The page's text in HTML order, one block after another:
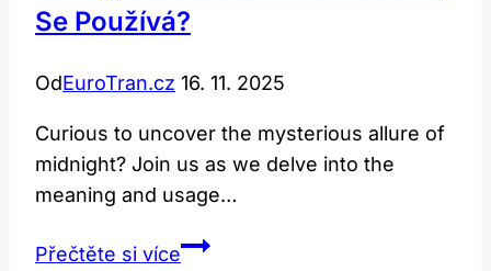
Se Používá?
OdEuroTran.cz 16. 11. 2025
Curious to uncover the mysterious allure of
midnight? Join us as we delve into the
meaning and usage…
Přečtěte si víceMidnight: